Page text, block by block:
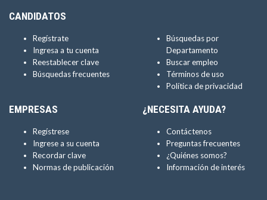
CANDIDATOS
Regístrate
Ingresa a tu cuenta
Reestablecer clave
Búsquedas frecuentes
Búsquedas por
Departamento
Buscar empleo
Términos de uso
Política de privacidad
EMPRESAS
Regístrese
Ingrese a su cuenta
Recordar clave
Normas de publicación
¿NECESITA AYUDA?
Contáctenos
Preguntas frecuentes
¿Quiénes somos?
Información de interés